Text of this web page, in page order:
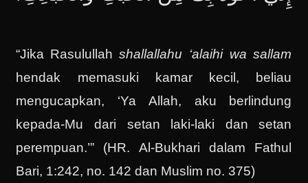
“Jika Rasulullahshallallahu ‘alaihi wa sallam
hendak memasuki kamar kecil, beliau
mengucapkan, ‘Ya Allah, aku berlindung
kepada-Mu dari setan laki-laki dan setan
perempuan.’” (HR. Al-Bukhari dalam Fathul
Bari, 1:242, no. 142 dan Muslim no. 375)